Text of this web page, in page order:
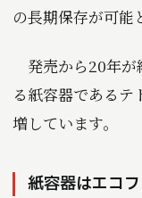
の長期保存が可能
発売から20年が
る紙容器である
増しています。
紙容器はエコ